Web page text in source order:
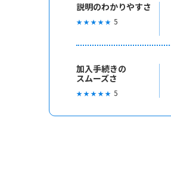
説明のわかりやすさ
★ ★ ★ ★ ★ 5
加入手続きの
スムーズさ
★ ★ ★ ★ ★ 5